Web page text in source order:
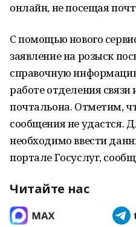
онлайн, не посещая
С помощью нового
заявление на розыск
справочную
работе отделения связи
почтальона. Отметим,
сообщения не удастся.
необходимо ввести
портале Госуслуг,
Читайте нас